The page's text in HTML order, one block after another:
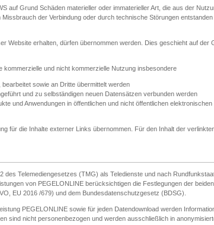
auf Grund Schäden materieller oder immaterieller Art, die aus der
der Verbindung oder durch technische Störungen
Website erhalten, dürfen übernommen werden. Dies geschieht auf der
kommerzielle und nicht kommerzielle Nutzung insbesondere
sowie an Dritte übermittelt werden
und zu selbständigen neuen Datensätzen verbunden werden
und Anwendungen in öffentlichen und nicht öffentlichen
für die Inhalte externer Links übernommen. Für den Inhalt der
des Telemediengesetzes (TMG) als Teledienste und nach
von PEGELONLINE berücksichtigen die Festlegungen der
EU 2016 /679) und dem Bundesdatenschutzgesetz (BDSG).
PEGELONLINE sowie für jeden Datendownload werden
sind nicht personenbezogen und werden ausschließlich in